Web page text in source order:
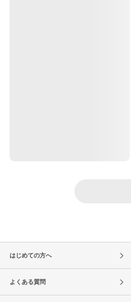
はじめての方へ
よくある質問